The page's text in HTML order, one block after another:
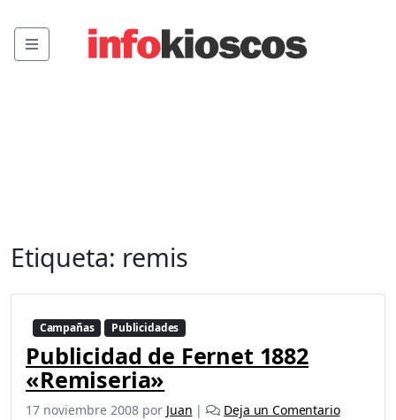
Menu
Etiqueta: remis
Campañas Publicidades
Publicidad de Fernet 1882
«Remiseria»
17 noviembre 2008 por Juan | Deja un Comentario